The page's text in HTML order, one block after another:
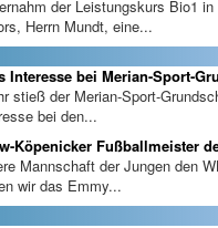
der Leistungskurs Bio1 in
Herrn Mundt, eine...
Interesse bei Merian-Sport-
stieß der Merian-Sport-
bei den...
Köpenicker Fußballmeister
Mannschaft der Jungen den
wir das Emmy...